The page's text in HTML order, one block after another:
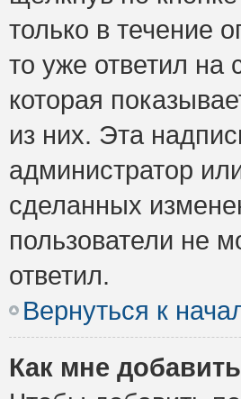
только в течение
то уже ответил
которая
из них. Эта
администратор
сделанных
пользователи не
ответил.
Вернуться к
Как мне